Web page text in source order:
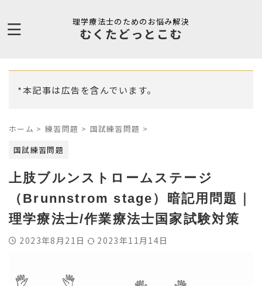
理学療法士のためのお悩み解決
むくたどっとこむ
*本記事は広告を含んでいます。
ホーム > 練習問題 > 国試練習問題 >
国試練習問題
上肢ブルンストロームステージ
（Brunnstrom stage）暗記用問題｜
理学療法士/作業療法士国家試験対策
2023年8月21日 2023年11月14日